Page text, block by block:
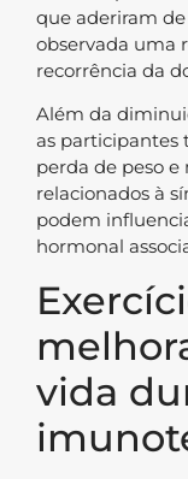
que aderiram
observada uma
recorrência da
Além da
as participantes
perda de peso
relacionados à
podem
hormonal
vida